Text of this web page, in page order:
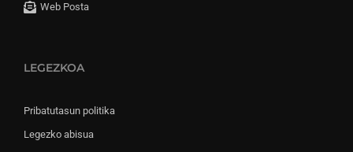
Web Posta
LEGEZKOA
Pribatutasun politika
Legezko abisua